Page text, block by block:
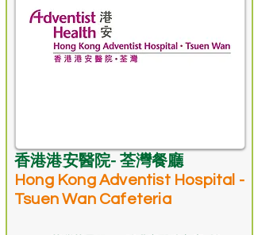
香港港安醫院- 荃灣餐廳
Hong Kong Adventist Hospital -
Tsuen Wan Cafeteria